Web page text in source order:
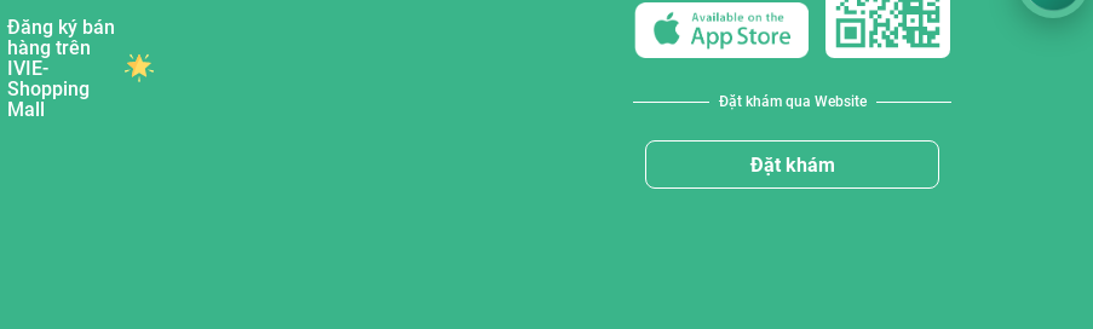
Đăng ký bán
hàng trên
IVIE-
Shopping
Mall
Đặt khám qua Website
Đặt khám